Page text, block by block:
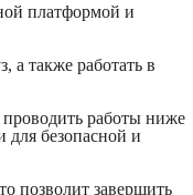
платформой и
а также работать в
работы ниже
для безопасной и
позволит завершить